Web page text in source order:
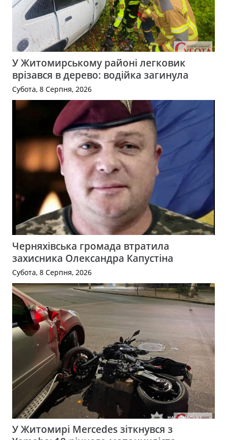
У Житомирському районі легковик
врізався в дерево: водійка загинула
Субота, 8 Серпня, 2026
Черняхівська громада втратила
захисника Олександра Капустіна
Субота, 8 Серпня, 2026
У Житомирі Mercedes зіткнувся з